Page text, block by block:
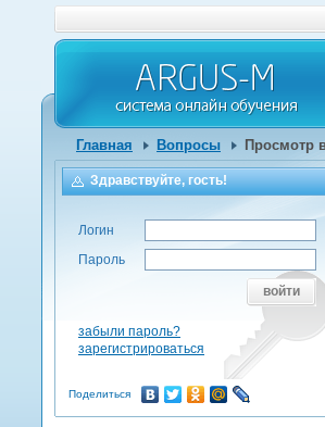
Главная Вопросы Просмотр
Здравствуйте, гость!
Логин
Пароль
войти
забыли пароль?
зарегистрироваться
Поделиться